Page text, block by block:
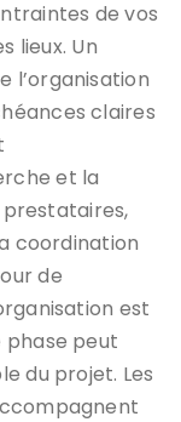
de vos
lieux. Un
l’organisation
claires
et la
prestataires,
coordination
de
est
peut
du projet. Les